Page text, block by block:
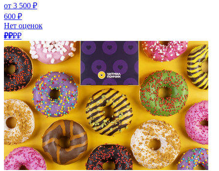
от 3 500 ₽
600 ₽
Нет оценок
₽₽₽₽